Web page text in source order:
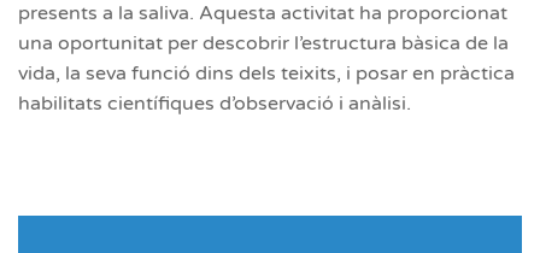
presents a la saliva. Aquesta activitat ha proporcionat
una oportunitat per descobrir l’estructura bàsica de la
vida, la seva funció dins dels teixits, i posar en pràctica
habilitats científiques d’observació i anàlisi.